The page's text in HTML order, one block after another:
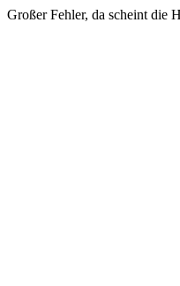
Großer Fehler, da scheint die